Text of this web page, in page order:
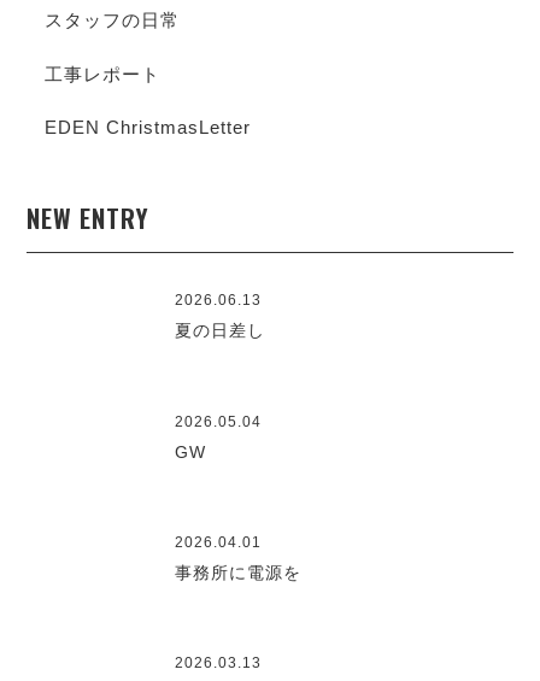
スタッフの日常
工事レポート
EDEN ChristmasLetter
NEW ENTRY
2026.06.13
夏の日差し
2026.05.04
GW
2026.04.01
事務所に電源を
2026.03.13